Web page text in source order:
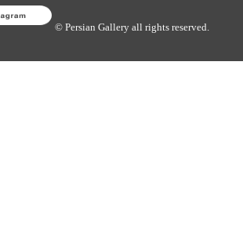
© Persian Gallery all rights reserved.